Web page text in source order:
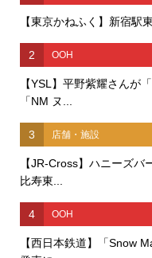
【東京かねふく】新宿駅
2 OOH
【YSL】平野紫耀さんが
「NM ヌ...
3 店舗・施設
【JR-Cross】ハニーズ
比寿東...
4 OOH
【西日本鉄道】「Snow